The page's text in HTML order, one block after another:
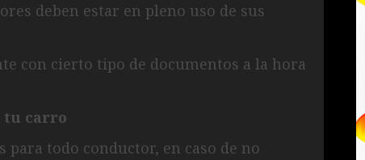
deben estar en pleno uso de sus
con cierto tipo de documentos a la hora
tu carro
todo conductor, en caso de no